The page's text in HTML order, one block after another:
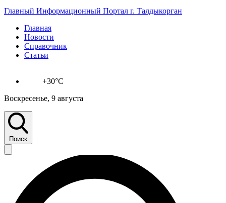
Главный Информационный Портал г. Талдыкорган
Главная
Новости
Справочник
Статьи
+30°C
Воскресенье, 9 августа
Поиск